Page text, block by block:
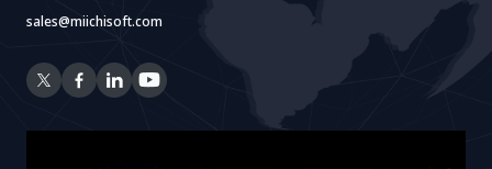
sales@miichisoft.com